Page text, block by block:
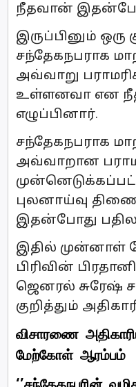
நீதவான்
இருப்பினும் ஒரு
சந்தேகநபராக
அவ்வாறு
உள்ளனவா என
எழுப்பினார்.
சந்தேகநபராக
அவ்வாறான
புலனாய்வு
இதன்போது
இதில் முன்னாள்
பிரிவின்
ஜெனரல் சுரேஷ்
குறித்தும்
விசாரணை
மேற்கோள் ஆரம்பம்